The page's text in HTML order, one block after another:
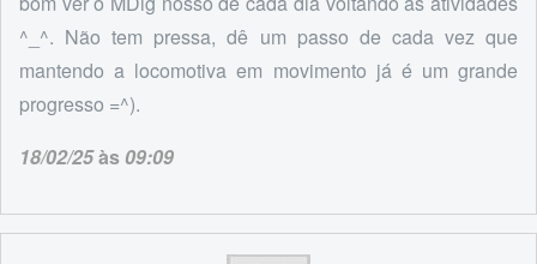
^_^. Não tem pressa, dê um passo de cada vez que
mantendo a locomotiva em movimento já é um grande
progresso =^).
18/02/25às09:09